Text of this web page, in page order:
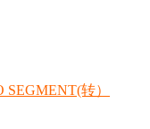
转）